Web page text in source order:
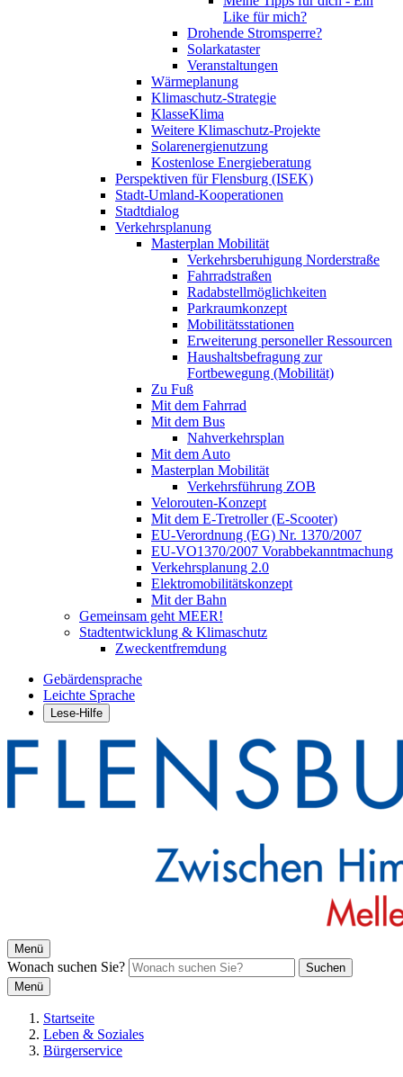
Like für mich?
Drohende Stromsperre?
Solarkataster
Veranstaltungen
Wärmeplanung
Klimaschutz-Strategie
KlasseKlima
Weitere Klimaschutz-Projekte
Solarenergienutzung
Kostenlose Energieberatung
Perspektiven für Flensburg (ISEK)
Stadt-Umland-Kooperationen
Stadtdialog
Verkehrsplanung
Masterplan Mobilität
Verkehrsberuhigung Norderstraße
Fahrradstraßen
Radabstellmöglichkeiten
Parkraumkonzept
Mobilitätsstationen
Erweiterung personeller Ressourcen
Haushaltsbefragung zur
Fortbewegung (Mobilität)
Zu Fuß
Mit dem Fahrrad
Mit dem Bus
Nahverkehrsplan
Mit dem Auto
Masterplan Mobilität
Verkehrsführung ZOB
Velorouten-Konzept
Mit dem E-Tretroller (E-Scooter)
EU-Verordnung (EG) Nr. 1370/2007
EU-VO1370/2007 Vorabbekanntmachung
Verkehrsplanung 2.0
Elektromobilitätskonzept
Mit der Bahn
Gemeinsam geht MEER!
Stadtentwicklung & Klimaschutz
Zweckentfremdung
Gebärdensprache
Leichte Sprache
Lese-Hilfe
Menü
Wonach suchen Sie?
Suchen
Menü
Startseite
Leben & Soziales
Bürgerservice